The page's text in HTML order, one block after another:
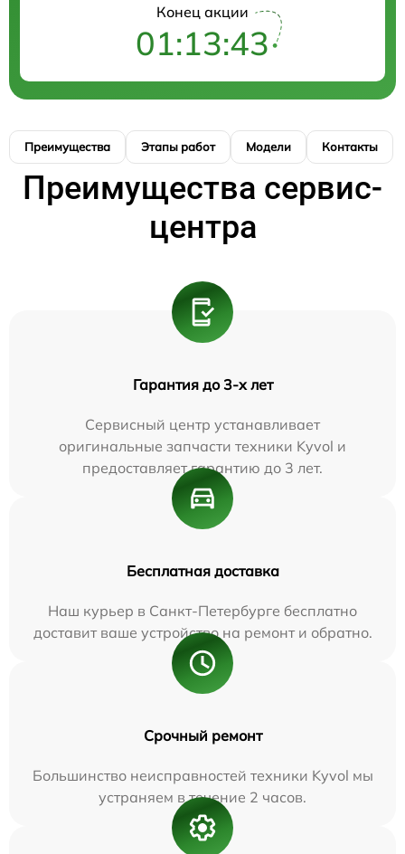
Конец акции
01:13:42
Преимущества Этапы работ Модели Контакты
Преимущества сервис-
центра
Гарантия до 3-х лет
Сервисный центр устанавливает
оригинальные запчасти техники Kyvol и
предоставляет гарантию до 3 лет.
Бесплатная доставка
Наш курьер в Санкт-Петербурге бесплатно
доставит ваше устройство на ремонт и обратно.
Срочный ремонт
Большинство неисправностей техники Kyvol мы
устраняем в течение 2 часов.